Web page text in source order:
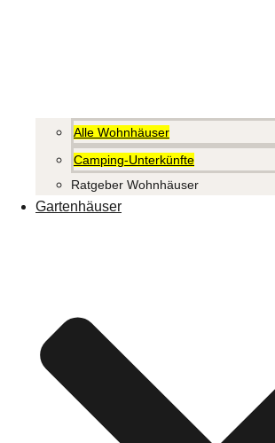
Alle Wohnhäuser
Camping-Unterkünfte
Ratgeber Wohnhäuser
Gartenhäuser